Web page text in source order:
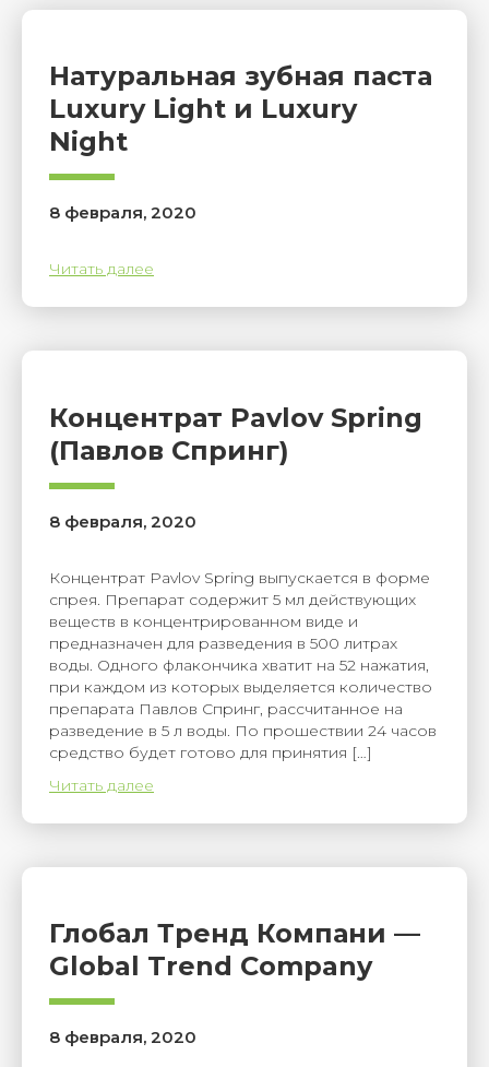
Натуральная зубная паста
Luxury Light и Luxury
Night
8 февраля, 2020
Читать далее
Концентрат Pavlov Spring
(Павлов Спринг)
8 февраля, 2020
Концентрат Pavlov Spring выпускается в форме
спрея. Препарат содержит 5 мл действующих
веществ в концентрированном виде и
предназначен для разведения в 500 литрах
воды. Одного флакончика хватит на 52 нажатия,
при каждом из которых выделяется количество
препарата Павлов Спринг, рассчитанное на
разведение в 5 л воды. По прошествии 24 часов
средство будет готово для принятия […]
Читать далее
Глобал Тренд Компани —
Global Trend Company
8 февраля, 2020